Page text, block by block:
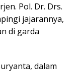
Pol. Dr. Drs.
jajarannya,
di garda
dalam